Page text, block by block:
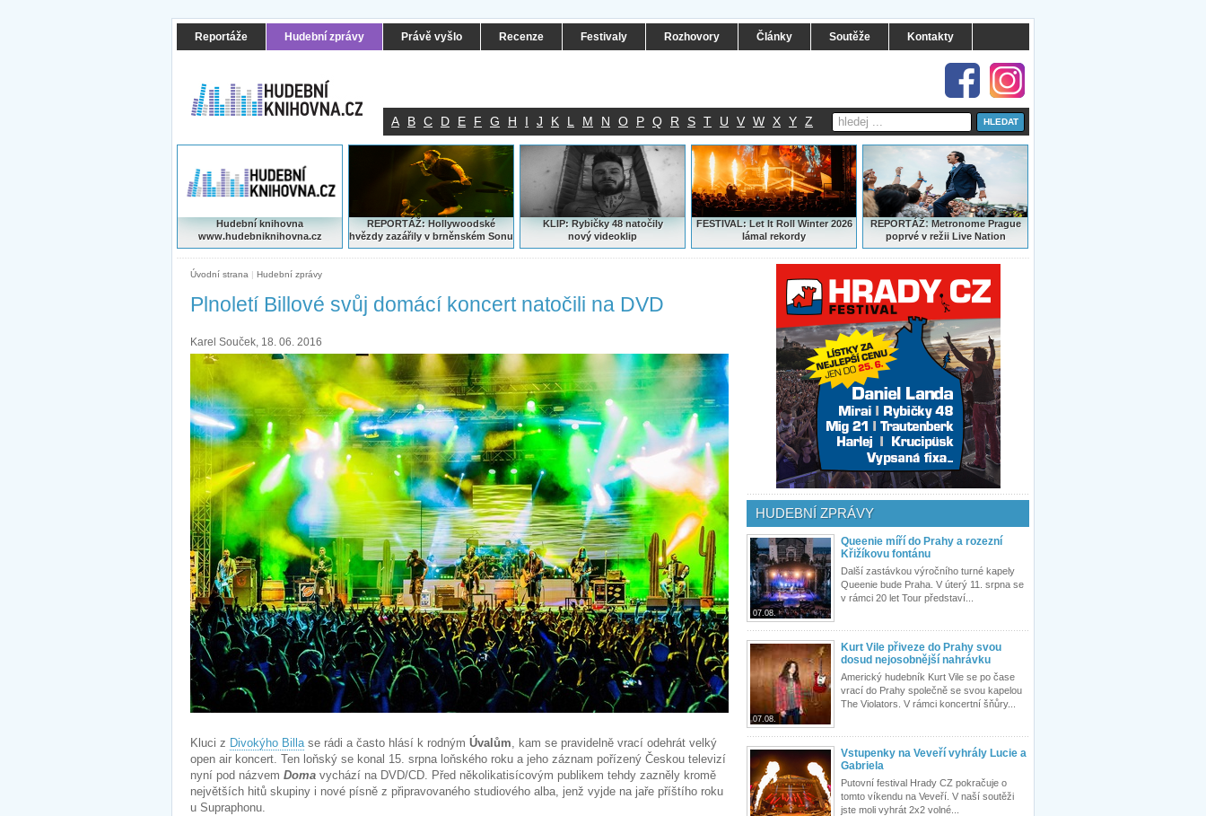
Reportáže Hudební zprávy Právě vyšlo Recenze Festivaly Rozhovory Články Soutěže Kontakty
A B C D E F G H I J K L M N O P Q R S T U V W X Y Z
Hudební knihovna
www.hudebniknihovna.cz
REPORTÁŽ: Hollywoodské
hvězdy zazářily v brněnském Sonu
KLIP: Rybičky 48 natočily
nový videoklip
FESTIVAL: Let It Roll Winter 2026
lámal rekordy
REPORTÁŽ:Metronome Prague
poprvé v režii Live Nation
Úvodní strana | Hudební zprávy
Plnoletí Billové svůj domácí koncert natočili na DVD
Karel Souček, 18. 06. 2016
Kluci z Divokýho Billase rádi a často hlásí k rodným Úvalům, kam se pravidelně vrací odehrát velký
open air koncert. Ten loňský se konal 15. srpna loňského roku a jeho záznam pořízený Českou televizí
nyní pod názvem Doma vychází na DVD/CD. Před několikatisícovým publikem tehdy zazněly kromě
největších hitů skupiny i nové písně z připravovaného studiového alba, jenž vyjde na jaře příštího roku
u Supraphonu.
HUDEBNÍ ZPRÁVY
07.08.
Queenie míří do Prahy a rozezní
Křižíkovu fontánu
Další zastávkou výročního turné kapely
Queenie bude Praha. V úterý 11. srpna se
v rámci 20 let Tour představí...
07.08.
Kurt Vile přiveze do Prahy svou
dosud nejosobnější nahrávku
Americký hudebník Kurt Vile se po čase
vrací do Prahy společně se svou kapelou
The Violators. V rámci koncertní šňůry...
Vstupenky na Veveří vyhrály Lucie a
Gabriela
Putovní festival Hrady CZ pokračuje o
tomto víkendu na Veveří. V naší soutěži
jste moli vyhrát 2x2 volné...